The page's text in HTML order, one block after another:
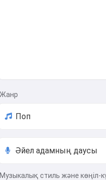
Жанр
Музыкалық стиль және көңіл-